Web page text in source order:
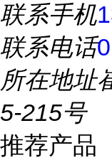
联系手机
联系电话
所在地址
5-215号
推荐产品